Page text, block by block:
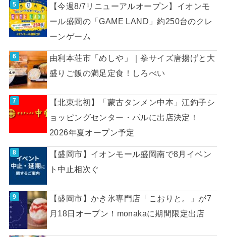
【今週8/7リニューアルオープン】イオンモ
ール盛岡の「GAME LAND」約250台のクレ
ーンゲーム
由利本荘市「めしや」｜拳サイズ唐揚げと大
盛りご飯の満足定食！しろべい
【北東北初】「蒙古タンメン中本」江釣子シ
ョッピングセンター・パルに出店決定！
2026年夏オープン予定
【盛岡市】イオンモール盛岡南で8月イベン
ト中止相次ぐ
【盛岡市】かき氷専門店「こおりと。」が7
月18日オープン！monakaに期間限定出店